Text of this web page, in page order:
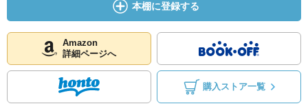
本棚に登録する
Amazon
詳細ページへ
購入ストア一覧